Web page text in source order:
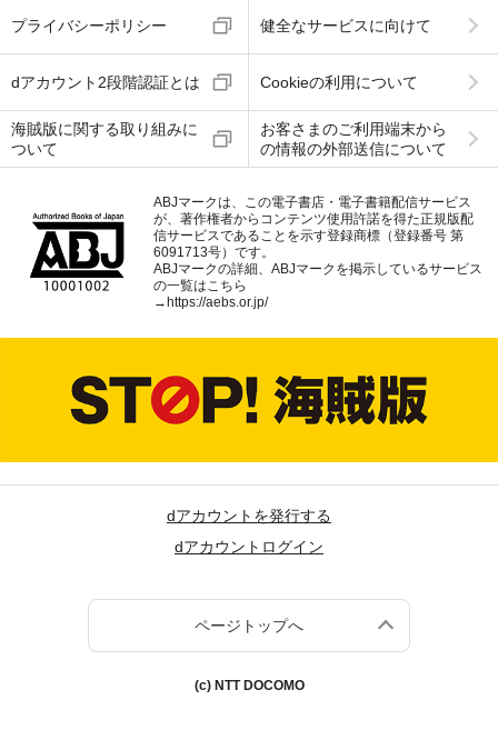
プライバシーポリシー 健全なサービスに向けて
dアカウント2段階認証とは Cookieの利用について
海賊版に関する取り組みに
ついて
お客さまのご利用端末から
の情報の外部送信について
ABJマークは、この電子書店・電子書籍配信サービス
が、著作権者からコンテンツ使用許諾を得た正規版配
信サービスであることを示す登録商標（登録番号 第
6091713号）です。
ABJマークの詳細、ABJマークを掲示しているサービス
の一覧はこちら
→https://aebs.or.jp/
dアカウントを発行する
dアカウントログイン
ページトップへ
(c) NTT DOCOMO